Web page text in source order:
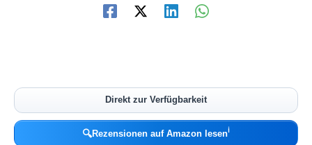
Direkt zur Verfügbarkeit
🔍Rezensionen auf Amazon lesenℹ︎